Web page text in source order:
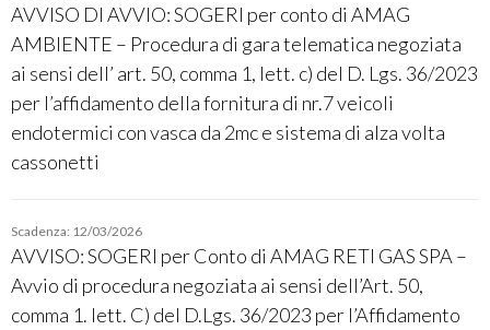
AVVISO DI AVVIO: SOGERI per conto di AMAG
AMBIENTE – Procedura di gara telematica negoziata
ai sensi dell’ art. 50, comma 1, lett. c) del D. Lgs. 36/2023
per l’affidamento della fornitura di nr.7 veicoli
endotermici con vasca da 2mc e sistema di alza volta
cassonetti
Scadenza: 12/03/2026
AVVISO: SOGERI per Conto di AMAG RETI GAS SPA –
Avvio di procedura negoziata ai sensi dell’Art. 50,
comma 1. lett. C) del D.Lgs. 36/2023 per l’Affidamento